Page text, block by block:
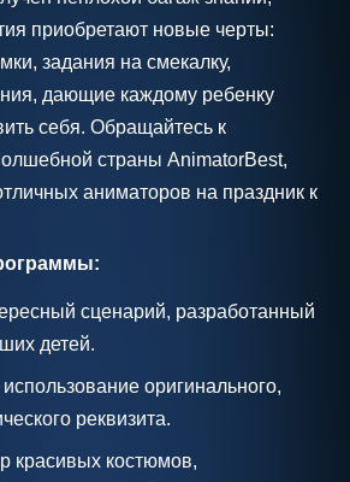
приобретают новые черты:
задания на смекалку,
дающие каждому ребенку
себя. Обращайтесь к
страны AnimatorBest,
аниматоров на праздник к
сценарий, разработанный
детей.
оригинального,
реквизита.
красивых костюмов,